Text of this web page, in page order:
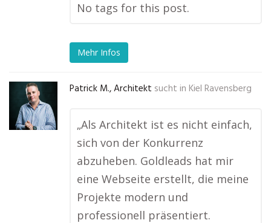
No tags for this post.
Mehr Infos
Patrick M., Architekt sucht in Kiel Ravensberg
„Als Architekt ist es nicht einfach,
sich von der Konkurrenz
abzuheben. Goldleads hat mir
eine Webseite erstellt, die meine
Projekte modern und
professionell präsentiert.